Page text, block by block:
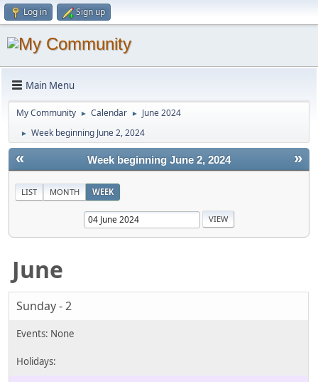
Log in Sign up
Main Menu
My Community ► Calendar ► June 2024
► Week beginning June 2, 2024
« »
Week beginning June 2, 2024
LIST MONTH WEEK
June
Sunday - 2